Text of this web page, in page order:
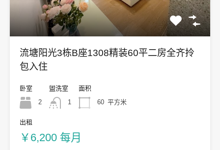
流塘阳光3栋B座1308精装60平二房全齐拎
包入住
卧室
2
盥洗室
1
面积
60 平方米
出租
￥6,200 每月